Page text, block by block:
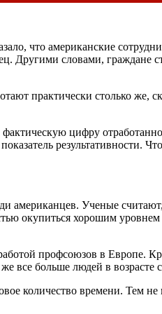
что американские
Другими словами,
практически столько же,
цифру
результативности.
американцев. Ученые
окупиться хорошим
профсоюзов в Европе.
больше людей в возрасте
количество времени. Тем не